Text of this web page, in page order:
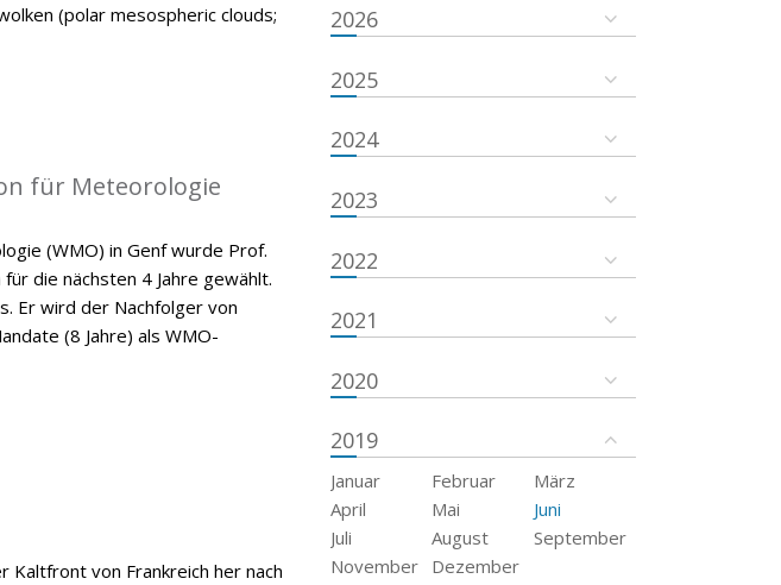
(polar mesospheric clouds;
für Meteorologie
(WMO) in Genf wurde Prof.
die nächsten 4 Jahre gewählt.
Er wird der Nachfolger von
(8 Jahre) als WMO-
Kaltfront von Frankreich her nach
2026
2025
2024
2023
2022
2021
2020
2019
Januar Februar
März
April
Mai
Juni
Juli
August
September
November
Dezember